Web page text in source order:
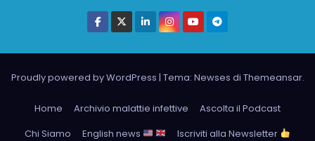
Proudly powered by WordPress | Tema: Newses di Themeansar.
Home Archivio malattie infettive
Ascolta il Podcast
Chi Siamo
English news
Iscriviti alla Newsletter